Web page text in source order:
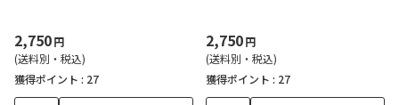
2,750円
(送料別・税込)
獲得ポイント : 27
2,750円
(送料別・税込)
獲得ポイント : 27